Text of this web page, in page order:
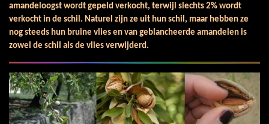
amandeloogst wordt gepeld verkocht, terwijl slechts 2% wordt
verkocht in de schil. Naturel zijn ze uit hun schil, maar hebben ze
nog steeds hun bruine vlies en van geblancheerde amandelen is
zowel de schil als de vlies verwijderd.